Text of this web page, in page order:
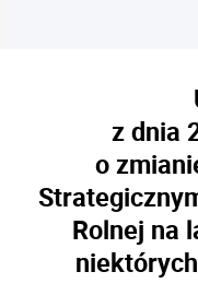
z dnia
o
Rolnej na